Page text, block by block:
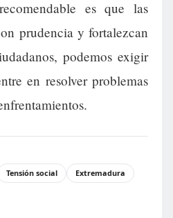
es que las
prudencia y fortalezcan
podemos exigir
en resolver problemas
Tensión social Extremadura